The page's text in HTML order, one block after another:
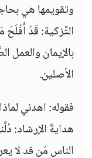
وتقويمها هي
التَّزكية: قَدْ أَفْلَحَ
بالإيمان والعمل
الأصلين.
فقوله: اهدني
هدايةَ الإرشاد:
الناس مَن قد لا